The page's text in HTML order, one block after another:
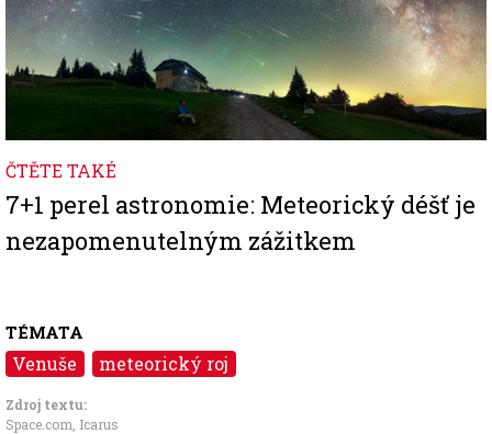
ČTĚTE TAKÉ
7+1 perel astronomie: Meteorický déšť je
nezapomenutelným zážitkem
TÉMATA
Venuše meteorický roj
Zdroj textu:
Space.com Icarus